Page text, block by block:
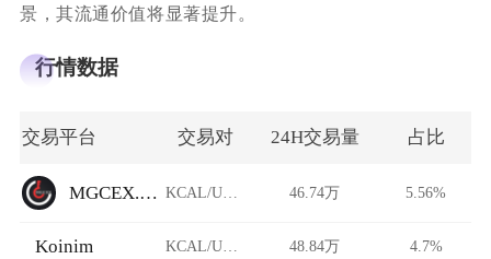
景，其流通价值将显著提升。
行情数据
交易平台 交易对 24H交易量 占比
MGCEX.NZ KCAL/USDT 46.74万 5.56%
Koinim KCAL/USDT 48.84万 4.7%